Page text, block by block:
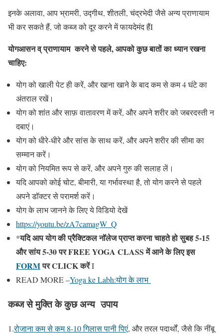
इनके अलावा, आप भ्रामरी, उद्गीथ, शीतली, चंद्रभेदी जैसे अन्य प्राणायाम
भी कर सकते हैं, जो कब्ज को दूर करने में फायदेमंद हैंI
योगआसन व् प्राणायाम करने से पहले,आपको कुछ बातों का ध्यान रखना
चाहिए:
योग को खाली पेट ही करें, और खाना खाने के बाद कम से कम 4 घंटे का
अंतराल रखें।
योग को शांत और साफ़ वातावरण में करें, और अपने शरीर को जबरदस्ती न
दबाएं।
योग को धीरे-धीरे और सांस के साथ करें, और अपने शरीर की सीमा का
सम्मान करें।
योग को नियमित रूप से करें, और अपने गुरु की सलाह लें।
यदि आपको कोई चोट, बीमारी, या गर्भावस्था है, तो योग करने से पहले
अपने डॉक्टर से परामर्श करें।
योग के लाभ जानने के लिए ये विडियो देखें
https://youtu.be/zA7camagW_Q
*यदि आप योग की प्रैक्टिकल नॉलेज प्राप्त करना चाहते हो सुबह 5-15
और सांय 5-30 पर FREE YOGA CLASS में आने के लिए इस
FORMपर CLICK करेंI
READ MORE –Yoga ke Labh:योग के लाभ
कब्ज से मुक्ति के कुछ अन्य उपाय
1.रोजाना कम से कम 8-10 गिलास पानी पिएं, और तरल पदार्थों, जैसे कि नींबू